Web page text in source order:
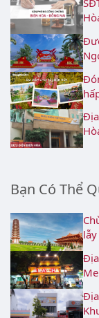
Bạn Có Thể